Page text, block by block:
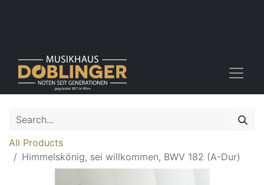
All Products
Himmelskönig, sei willkommen, BWV 182 (A-Dur)